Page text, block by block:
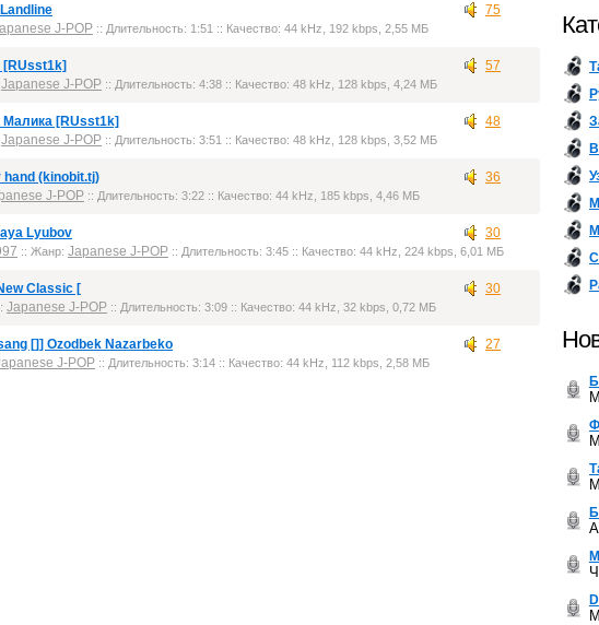
75
J-POP :: Длительность: 1:51 :: Качество: 44 kHz, 192 kbps, 2,55 МБ
57
[RUsst1k]
Japanese J-POP :: Длительность: 4:38 :: Качество: 48 kHz, 128 kbps, 4,24 МБ
48
Mалика [RUsst1k]
Japanese J-POP :: Длительность: 3:51 :: Качество: 48 kHz, 128 kbps, 3,52 МБ
36
hand (kinobit.tj)
J-POP :: Длительность: 3:22 :: Качество: 44 kHz, 185 kbps, 4,46 МБ
30
Lyubov
:: Жанр: Japanese J-POP :: Длительность: 3:45 :: Качество: 44 kHz, 224 kbps, 6,01 МБ
30
Classic [
Japanese J-POP :: Длительность: 3:09 :: Качество: 44 kHz, 32 kbps, 0,72 МБ
27
[]] Ozodbek Nazarbeko
J-POP :: Длительность: 3:14 :: Качество: 44 kHz, 112 kbps, 2,58 МБ